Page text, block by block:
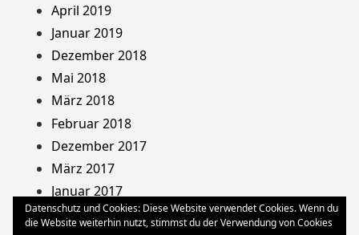
April 2019
Januar 2019
Dezember 2018
Mai 2018
März 2018
Februar 2018
Dezember 2017
März 2017
Januar 2017
August 2013
Datenschutz und Cookies: Diese Website verwendet Cookies. Wenn du
die Website weiterhin nutzt, stimmst du der Verwendung von Cookies